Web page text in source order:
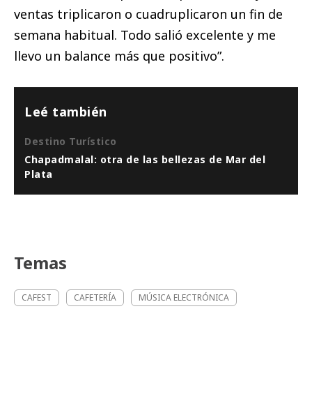
ventas triplicaron o cuadruplicaron un fin de
semana habitual. Todo salió excelente y me
llevo un balance más que positivo”.
Leé también
Destino Turístico
Chapadmalal: otra de las bellezas de Mar del
Plata
Temas
CAFEST CAFETERÍA MÚSICA ELECTRÓNICA